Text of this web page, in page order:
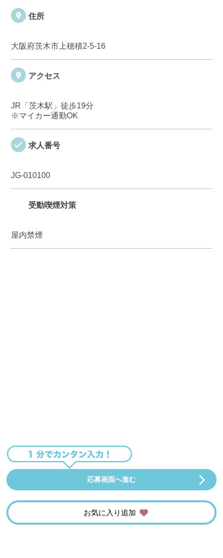
住所
大阪府茨木市上穂積2-5-16
アクセス
JR「茨木駅」徒歩19分
※マイカー通勤OK
求人番号
JG-010100
受動喫煙対策
屋内禁煙
応募画面へ進む
お気に入り追加